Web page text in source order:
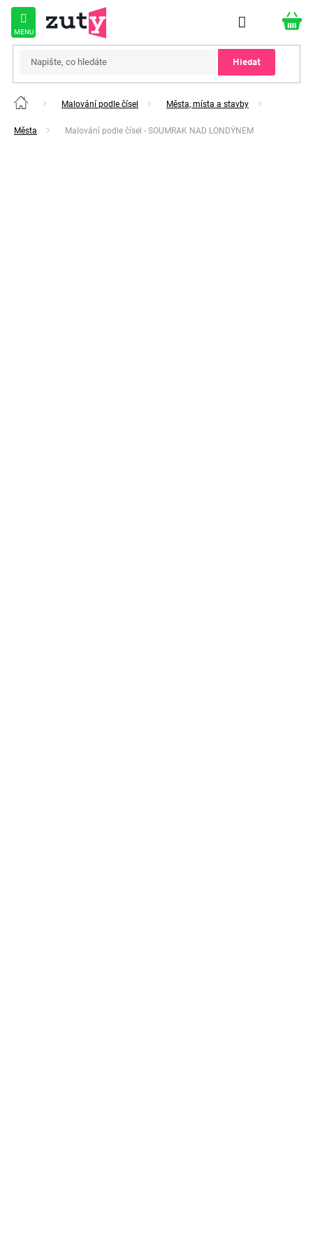
Přejít
obsah
Hledat
Domů Malování podle čísel Města, místa a stavby
Města Malování podle čísel - SOUMRAK NAD LONDÝNEM